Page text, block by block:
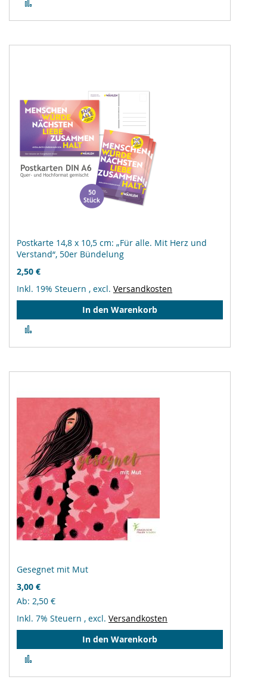
hinzufügen
Postkarte 14,8 x 10,5 cm: „Für alle. Mit Herz und
Verstand“, 50er Bündelung
2,50 €
Inkl. 19% Steuern , excl. Versandkosten
In den Warenkorb
hinzufügen
Gesegnet mit Mut
3,00 €
Ab 2,50 €
Inkl. 7% Steuern , excl. Versandkosten
In den Warenkorb
hinzufügen